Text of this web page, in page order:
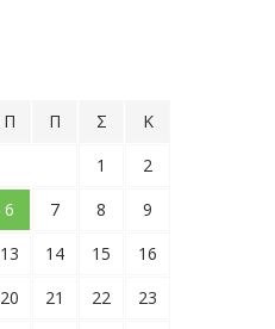
Π Π Σ
Κ
1
2
6 7 8
9
13 14 15
16
20 21 22
23